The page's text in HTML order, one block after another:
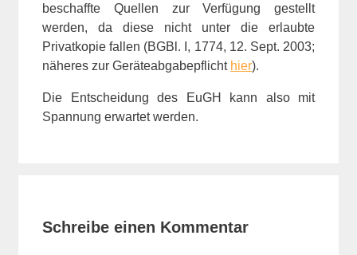
beschaffte Quellen zur Verfügung gestellt
werden, da diese nicht unter die erlaubte
Privatkopie fallen (BGBl. I, 1774, 12. Sept. 2003;
näheres zur Geräteabgabepflicht hier).
Die Entscheidung des EuGH kann also mit
Spannung erwartet werden.
Schreibe einen Kommentar